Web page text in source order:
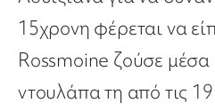
15χρονη φέρεται να
Rossmoine ζούσε
ντουλάπα τη από τις